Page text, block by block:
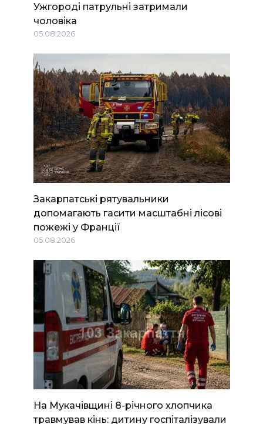
Ужгороді патрульні затримали
чоловіка
05.08.2026
Закарпатські рятувальники
допомагають гасити масштабні лісові
пожежі у Франції
05.08.2026
На Мукачівщині 8-річного хлопчика
травмував кінь: дитину госпіталізували